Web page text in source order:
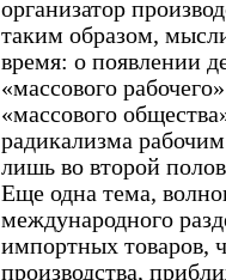
организатор
таким образом,
время: о появлении
«массового
«массового
радикализма
лишь во второй
Еще одна тема,
международного
импортных товаров,
производства,